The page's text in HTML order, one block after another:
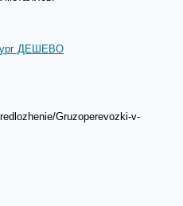
ДЕШЕВО
Gruzoperevozki-v-